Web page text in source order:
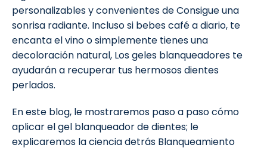
personalizables y convenientes de Consigue una
sonrisa radiante. Incluso si bebes café a diario, te
encanta el vino o simplemente tienes una
decoloración natural, Los geles blanqueadores te
ayudarán a recuperar tus hermosos dientes
perlados.
En este blog, le mostraremos paso a paso cómo
aplicar el gel blanqueador de dientes; le
explicaremos la ciencia detrás Blanqueamiento